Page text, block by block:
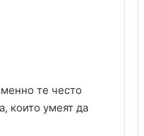
те често
които умеят да